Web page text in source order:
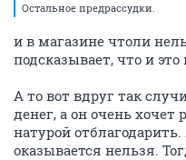
Остальное предрассудки.
и в магазине чтоли
подсказывает, что и это
А то вот вдруг так
денег, а он очень
натурой
оказывается нельзя.